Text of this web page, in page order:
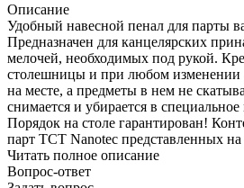
Описание
Удобный навесной пенал для парты
Предназначен для канцелярских
мелочей, необходимых под рукой.
столешницы и при любом изменении
на месте, а предметы в нем не
снимается и убирается в
Порядок на столе гарантирован!
парт TCT Nanotec представленных
Читать полное описание
Вопрос-ответ